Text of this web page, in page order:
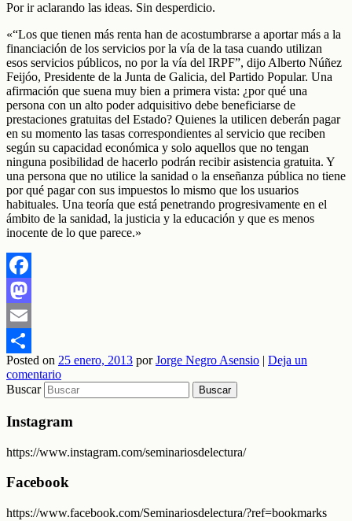
Por ir aclarando las ideas. Sin desperdicio.
«“Los que tienen más renta han de acostumbrarse a aportar más a la
financiación de los servicios por la vía de la tasa cuando utilizan
esos servicios públicos, no por la vía del IRPF”, dijo Alberto Núñez
Feijóo, Presidente de la Junta de Galicia, del Partido Popular. Una
afirmación que suena muy bien a primera vista: ¿por qué una
persona con un alto poder adquisitivo debe beneficiarse de
prestaciones gratuitas del Estado? Quienes la utilicen deberán pagar
en su momento las tasas correspondientes al servicio que reciben
según su capacidad económica y solo aquellos que no tengan
ninguna posibilidad de hacerlo podrán recibir asistencia gratuita. Y
una persona que no utilice la sanidad o la enseñanza pública no tiene
por qué pagar con sus impuestos lo mismo que los usuarios
habituales. Una teoría que está penetrando progresivamente en el
ámbito de la sanidad, la justicia y la educación y que es menos
inocente de lo que parece.»
Facebook
Mastodon
Email
Compartir
Posted on 25 enero, 2013 porJorge Negro Asensio | Deja un
comentario
Buscar
Instagram
https://www.instagram.com/seminariosdelectura/
Facebook
https://www.facebook.com/Seminariosdelectura/?ref=bookmarks